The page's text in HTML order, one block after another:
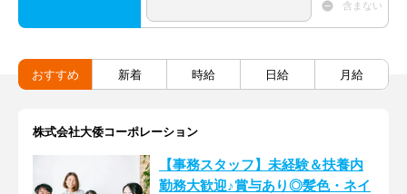
含まない
おすすめ 新着 時給 日給 月給
株式会社大倭コーポレーション
【事務スタッフ】未経験＆扶養内
勤務大歓迎♪賞与あり◎髪色・ネイ